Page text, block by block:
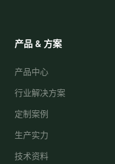
产品 & 方案
产品中心
行业解决方案
定制案例
生产实力
技术资料